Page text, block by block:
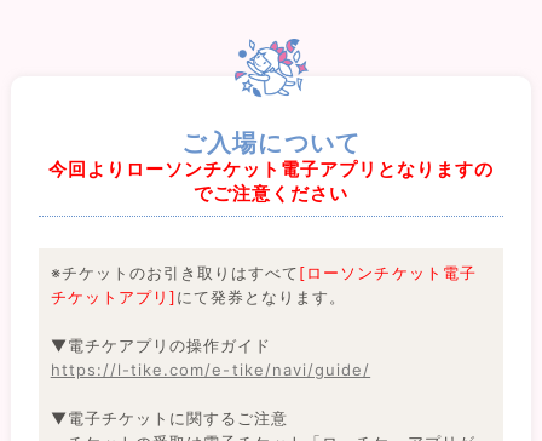
ご入場について
今回よりローソンチケット電子アプリとなりますの
でご注意ください
※チケットのお引き取りはすべて[ローソンチケット電子
チケットアプリ]にて発券となります。
▼電チケアプリの操作ガイド
https://l-tike.com/e-tike/navi/guide/
▼電子チケットに関するご注意